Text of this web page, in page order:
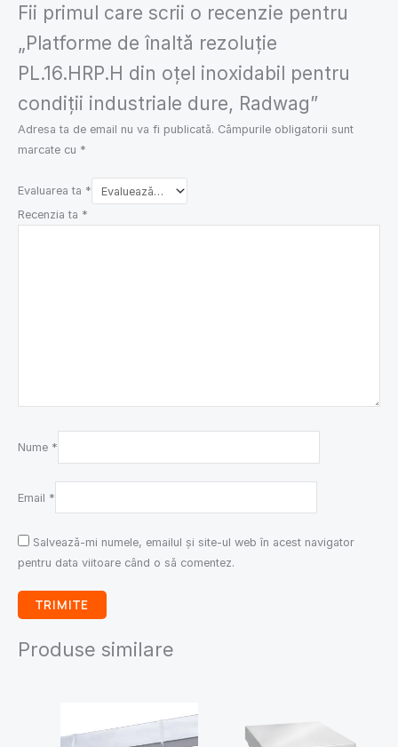
Fii primul care scrii o recenzie pentru
„Platforme de înaltă rezoluție
PL.16.HRP.H din oțel inoxidabil pentru
condiții industriale dure, Radwag”
Adresa ta de email nu va fi publicată. Câmpurile obligatorii sunt
marcate cu *
Evaluarea ta *
Recenzia ta *
Nume *
Email *
Salvează-mi numele, emailul și site-ul web în acest navigator
pentru data viitoare când o să comentez.
Produse similare